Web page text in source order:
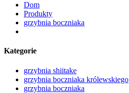
Dom
Produkty
grzybnia boczniaka
Kategorie
grzybnia shiitake
grzybnia boczniaka królewskiego
grzybnia boczniaka